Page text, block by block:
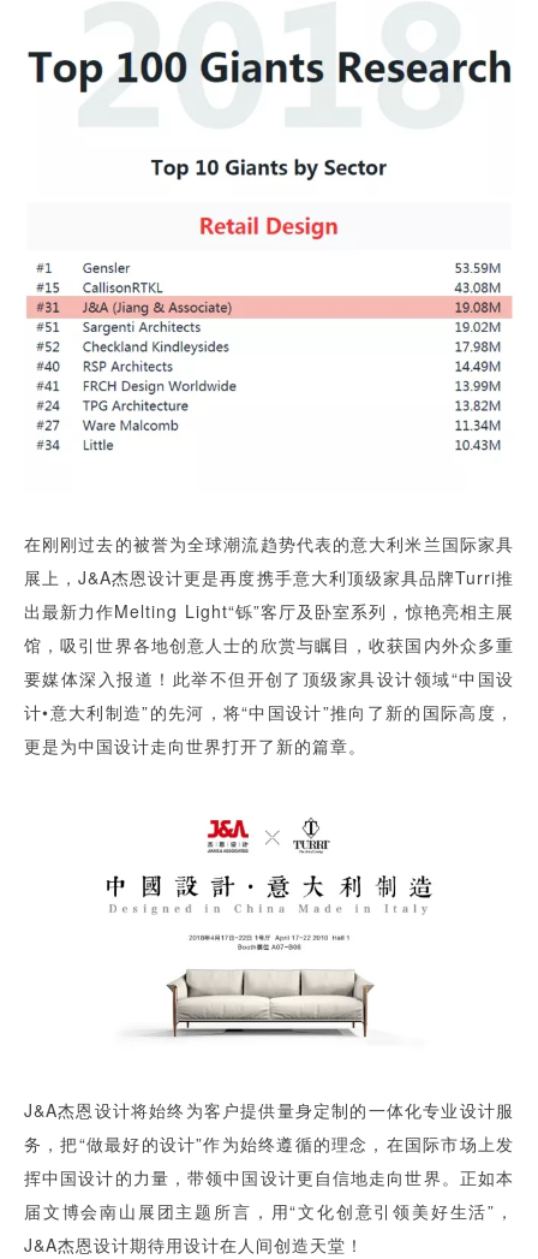
在刚刚过去的被誉为全球潮流趋势代表的意大利米兰国际家具
展上，J&A杰恩设计更是再度携手意大利顶级家具品牌Turri推
出最新力作Melting Light“铄”客厅及卧室系列，惊艳亮相主展
馆，吸引世界各地创意人士的欣赏与瞩目，收获国内外众多重
要媒体深入报道！此举不但开创了顶级家具设计领域“中国设
计•意大利制造”的先河，将“中国设计”推向了新的国际高度，
更是为中国设计走向世界打开了新的篇章。
J&A杰恩设计将始终为客户提供量身定制的一体化专业设计服
务，把“做最好的设计”作为始终遵循的理念，在国际市场上发
挥中国设计的力量，带领中国设计更自信地走向世界。正如本
届文博会南山展团主题所言，用“文化创意引领美好生活”，
J&A杰恩设计期待用设计在人间创造天堂！